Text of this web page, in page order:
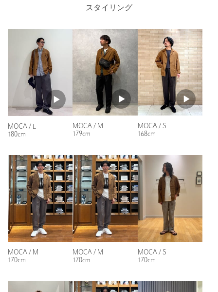
インドネシア製
男性
50代前半
身長：166cm
普段の着用サイズ：
参考になった
ニックネーム： とおる
投稿日： 2026年5月15日
購入サイズ：XL
｜
購入カラー：MOCA
購入商品のサイズ感：ちょうどよい
涼しく軽く夏にぴったりです。色も落ち着いてます。インナー
やパンツなんでも合います。ジャケットよりカーディガン感覚
の羽織りです。
性別：男性
スタイリング
MOCA / L
180cm
MOCA / M
179cm
MOCA / S
168cm
MOCA / M
170cm
MOCA / M
170cm
MOCA / S
170cm